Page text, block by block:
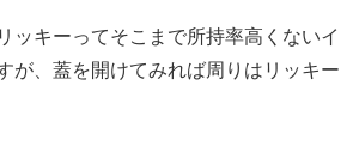
ッキーってそこまで所持率高くないイ
が、蓋を開けてみれば周りはリッキー